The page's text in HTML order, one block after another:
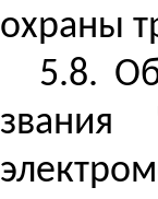
охраны
5.8.